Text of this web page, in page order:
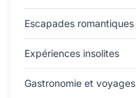
Escapades romantiques
Expériences insolites
Gastronomie et voyages